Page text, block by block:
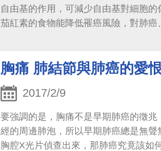
自由基的作用，可減少自由基對細胞
茄紅素的食物能降低罹癌風險，對肺
胸痛 肺結節與肺癌的愛
2017/2/9
要強調的是，胸痛不是早期肺癌的徵
經的周邊肺泡，所以早期肺癌總是無
胸腔X光片偵查出來，那肺癌究竟該如